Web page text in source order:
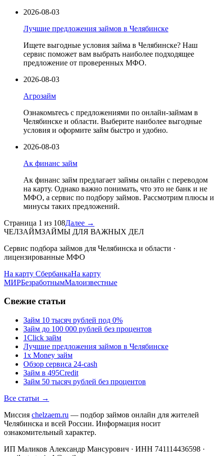
2026-08-03
Лучшие предложения займов в Челябинске
Ищете выгодные условия займа в Челябинске? Наш
сервис поможет вам выбрать наиболее подходящее
предложение от проверенных МФО.
2026-08-03
Агрозайм
Ознакомьтесь с предложениями по онлайн-займам в
Челябинске и области. Выберите наиболее выгодные
условия и оформите займ быстро и удобно.
2026-08-03
Ак финанс займ
Ак финанс займ предлагает займы онлайн с переводом
на карту. Однако важно понимать, что это не банк и не
МФО, а сервис по подбору займов. Рассмотрим плюсы и
минусы таких предложений.
Страница 1 из 108Далее →
ЧЕЛЗАЙМЗАЙМЫ ДЛЯ ВАЖНЫХ ДЕЛ
Сервис подбора займов для Челябинска и области ·
лицензированные МФО
На карту СбербанкаНа карту
МИРБезработнымМалоизвестные
Свежие статьи
Займ 10 тысяч рублей под 0%
Займ до 100 000 рублей без процентов
1Click займ
Лучшие предложения займов в Челябинске
1x Money займ
Обзор сервиса 24-cash
Займ в 495Credit
Займ 50 тысяч рублей без процентов
Все статьи →
Миссия chelzaem.ru — подбор займов онлайн для жителей
Челябинска и всей России. Информация носит
ознакомительный характер.
ИП Маликов Александр Мансурович · ИНН 741114436598 ·